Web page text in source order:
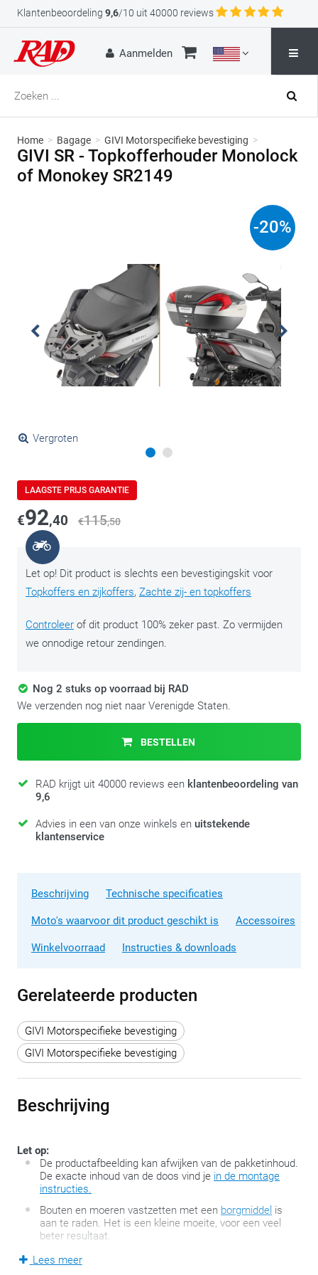
Klantenbeoordeling 9,6/10 uit 40000 reviews
Aanmelden
Home > Bagage > GIVI Motorspecifieke bevestiging >
GIVI SR - Topkofferhouder Monolock
of Monokey SR2149
Vergroten
-20%
LAAGSTE PRIJS GARANTIE
€92,40 €115,50
Let op! Dit product is slechts een bevestigingskit voor
Topkoffers en zijkoffers, Zachte zij- en topkoffers
Controleer of dit product 100% zeker past. Zo vermijden
we onnodige retour zendingen.
Nog 2 stuks op voorraad bij RAD
We verzenden nog niet naar Verenigde Staten.
BESTELLEN
RAD krijgt uit 40000 reviews een klantenbeoordeling van
9,6
Advies in een van onze winkels en uitstekende
klantenservice
Beschrijving Technische specificaties
Moto's waarvoor dit product geschikt is Accessoires
Winkelvoorraad Instructies & downloads
Gerelateerde producten
GIVI Motorspecifieke bevestiging
GIVI Motorspecifieke bevestiging
Beschrijving
Let op:
De productafbeelding kan afwijken van de pakketinhoud.
De exacte inhoud van de doos vind je in de montage
instructies.
Bouten en moeren vastzetten met een borgmiddel is
aan te raden. Het is een kleine moeite, voor een veel
beter resultaat.
Lees meer